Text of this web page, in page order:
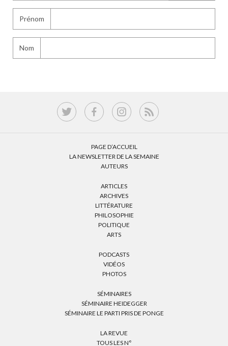
Prénom
Nom
PAGE D’ACCUEIL
LA NEWSLETTER DE LA SEMAINE
AUTEURS
ARTICLES
ARCHIVES
LITTÉRATURE
PHILOSOPHIE
POLITIQUE
ARTS
PODCASTS
VIDÉOS
PHOTOS
SÉMINAIRES
SÉMINAIRE HEIDEGGER
SÉMINAIRE LE PARTI PRIS DE PONGE
LA REVUE
TOUS LES N°